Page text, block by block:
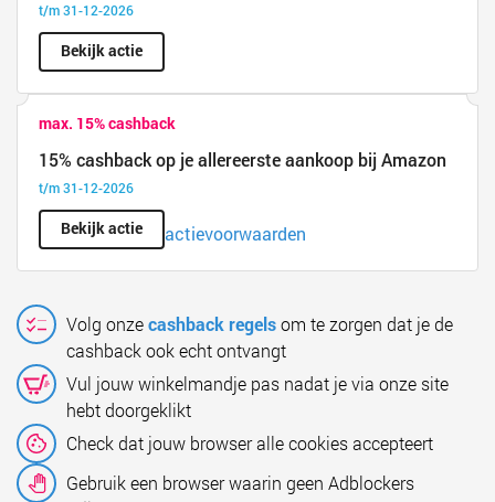
t/m 31-12-2026
Bekijk actie
max. 15% cashback
15% cashback op je allereerste aankoop bij Amazon
t/m 31-12-2026
Bekijk actie actievoorwaarden
Volg onzecashback regelsom te zorgen dat je de
cashback ook echt ontvangt
Vul jouw winkelmandje pas nadat je via onze site
hebt doorgeklikt
Check dat jouw browser alle cookies accepteert
Gebruik een browser waarin geen Adblockers